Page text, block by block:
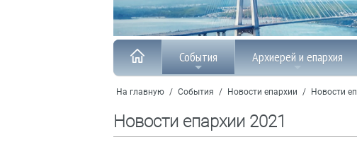
События Архиерей и епархия
На главную / События / Новости епархии / Новости
Новости епархии 2021